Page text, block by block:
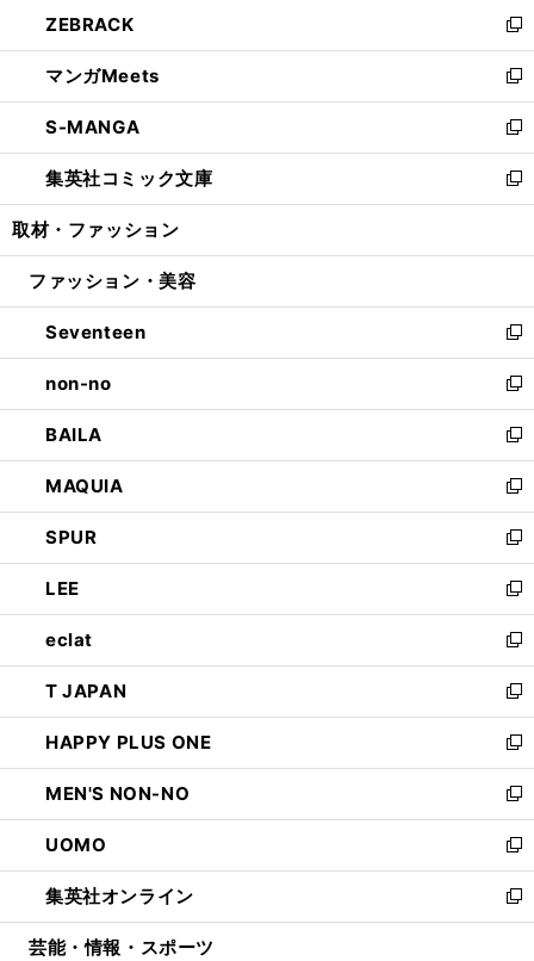
く
で
開
く
ド
ウ
で
開
く
ィ
ン
ド
ウ
で
開
く
い
ウ
ィ
ン
ド
ウ
で
開
ZEBRACK
新
し
い
ウ
ィ
ン
ド
ウ
開
マンガMeets
新
し
い
ウ
ィ
ン
ウ
開
く
S-MANGA
新
し
い
ウ
ン
ウ
で
開
く
集英社コミック文庫
新
し
ウ
ン
ド
ウ
で
開
く
取材・ファッション
ファッション・美容
Seventeen
新
し
い
ウ
ィ
ン
ド
ウ
で
開
く
non-no
新
し
い
ウ
ィ
ン
ド
ウ
で
開
く
BAILA
新
し
い
ウ
ィ
ン
ド
ウ
で
開
く
MAQUIA
新
し
い
ウ
ィ
ン
ド
ウ
で
開
く
SPUR
新
し
い
ウ
ィ
ン
ド
ウ
で
開
く
LEE
新
し
い
ウ
ィ
ン
ド
ウ
で
開
く
eclat
新
し
い
ウ
ィ
ン
ド
ウ
で
開
く
T JAPAN
新
し
い
ウ
ィ
ン
ド
ウ
で
開
HAPPY PLUS ONE
新
し
い
ウ
ィ
ン
ド
ウ
MEN'S NON-NO
新
し
い
ウ
ィ
ン
UOMO
新
し
い
ウ
集英社オンライン
新
し
芸能・情報・スポーツ